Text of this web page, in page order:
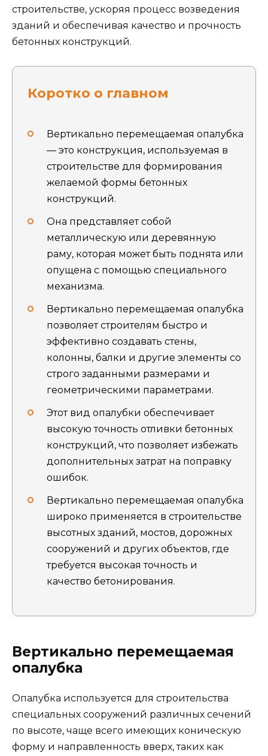
строительстве, ускоряя процесс возведения
зданий и обеспечивая качество и прочность
бетонных конструкций.
Коротко о главном
Вертикально перемещаемая опалубка
— это конструкция, используемая в
строительстве для формирования
желаемой формы бетонных
конструкций.
Она представляет собой
металлическую или деревянную
раму, которая может быть поднята или
опущена с помощью специального
механизма.
Вертикально перемещаемая опалубка
позволяет строителям быстро и
эффективно создавать стены,
колонны, балки и другие элементы со
строго заданными размерами и
геометрическими параметрами.
Этот вид опалубки обеспечивает
высокую точность отливки бетонных
конструкций, что позволяет избежать
дополнительных затрат на поправку
ошибок.
Вертикально перемещаемая опалубка
широко применяется в строительстве
высотных зданий, мостов, дорожных
сооружений и других объектов, где
требуется высокая точность и
качество бетонирования.
Вертикально перемещаемая
опалубка
Опалубка используется для строительства
специальных сооружений различных сечений
по высоте, чаще всего имеющих коническую
форму и направленность вверх, таких как